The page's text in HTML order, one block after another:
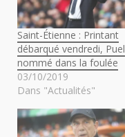
Saint-Étienne : Printant
débarqué vendredi, Puel
nommé dans la foulée
03/10/2019
Dans "Actualités"